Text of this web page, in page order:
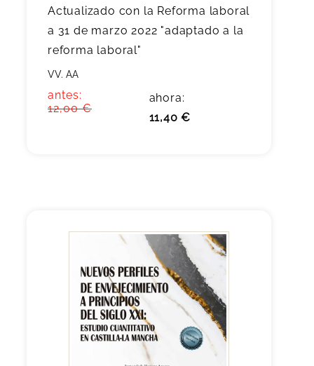
Actualizado con la Reforma laboral
a 31 de marzo 2022 "adaptado a la
reforma laboral"
VV. AA
antes:
12,00 €
ahora:
11,40 €